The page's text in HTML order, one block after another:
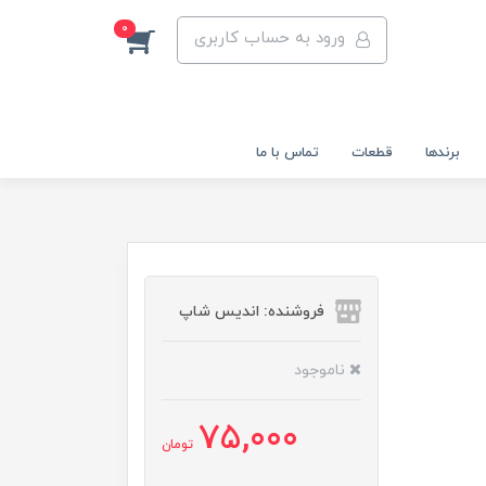
ورود به حساب کاربری 0
برندها قطعات تماس با ما
فروشنده: اندیس شاپ
ناموجود
75,000 تومان